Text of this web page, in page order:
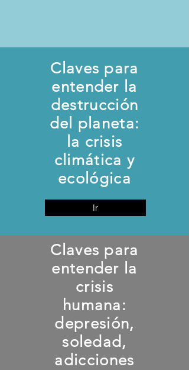
Claves para
entender la
destrucción
del planeta:
la crisis
climática y
ecológica
Ir
Claves para
entender la
crisis
humana:
depresión,
soledad,
adicciones